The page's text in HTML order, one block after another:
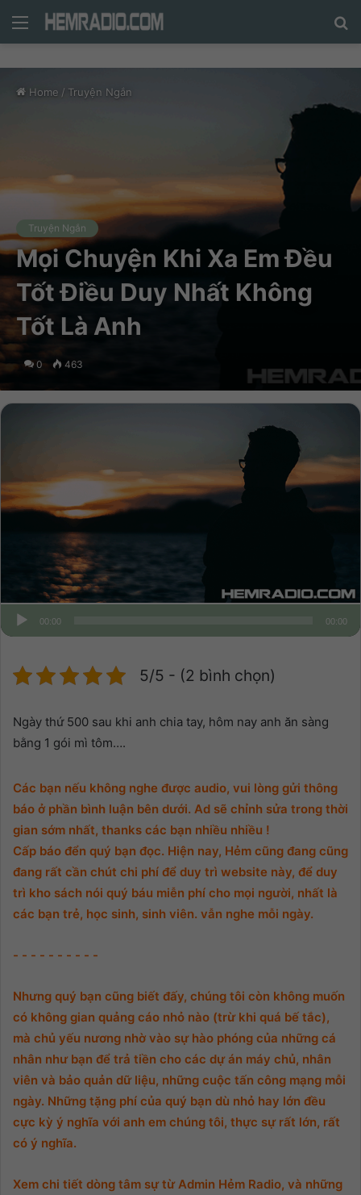
Menu
Home / Truyện Ngắn
Truyện Ngắn
Mọi Chuyện Khi Xa Em Đều
Tốt Điều Duy Nhất Không
Tốt Là Anh
0 463
00:00 00:00
5/5 - (2 bình chọn)
Ngày thứ 500 sau khi anh chia tay, hôm nay anh ăn sàng
bằng 1 gói mì tôm….
Các bạn nếu không nghe được audio, vui lòng gửi thông
báo ở phần bình luận bên dưới. Ad sẽ chỉnh sửa trong thời
gian sớm nhất, thanks các bạn nhiều nhiều !
Cấp báo đển quý bạn đọc. Hiện nay, Hẻm cũng đang cũng
đang rất cần chút chi phí để duy trì website này, để duy
trì kho sách nói quý báu miễn phí cho mọi người, nhất là
các bạn trẻ, học sinh, sinh viên. vẫn nghe mỗi ngày.
- - - - - - - - - -
Nhưng quý bạn cũng biết đấy, chúng tôi còn không muốn
có không gian quảng cáo nhỏ nào (trừ khi quá bế tắc),
mà chủ yếu nương nhờ vào sự hào phóng của những cá
nhân như bạn để trả tiền cho các dự án máy chủ, nhân
viên và bảo quản dữ liệu, những cuộc tấn công mạng mỗi
ngày. Những tặng phí của quý bạn dù nhỏ hay lớn đều
cực kỳ ý nghĩa với anh em chúng tôi, thực sự rất lớn, rất
có ý nghĩa.
Xem chi tiết dòng tâm sự từ Admin Hẻm Radio, và những